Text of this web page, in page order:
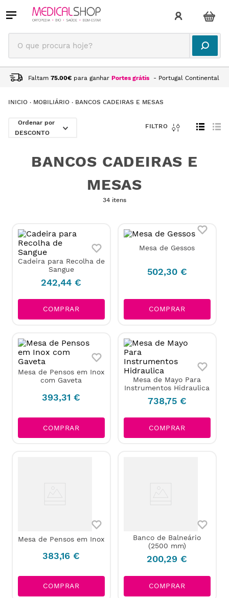
O que procura hoje?
Faltam 75.00€ para ganhar Portes grátis - Portugal Continental
MOBILIÁRIO BANCOS CADEIRAS E MESAS
DESCONTO
BANCOS CADEIRAS E
MESAS
34 itens
Cadeira para Recolha de
Sangue
242,44 €
COMPRAR
Mesa de Gessos
502,30 €
COMPRAR
Mesa de Pensos em Inox
com Gaveta
393,31 €
COMPRAR
Mesa de Mayo Para
Instrumentos Hidraulica
738,75 €
COMPRAR
Mesa de Pensos em Inox
383,16 €
COMPRAR
Banco de Balneário
(2500 mm)
200,29 €
COMPRAR